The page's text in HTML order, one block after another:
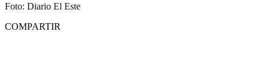
Foto: Diario El Este
COMPARTIR